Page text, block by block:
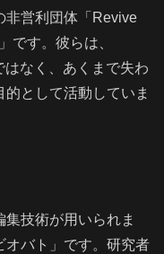
非営利団体「Revive
です。彼らは、
なく、あくまで失わ
として活動していま
技術が用いられま
オバト」です。研究者